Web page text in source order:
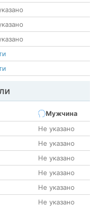
Мужчина
Не указано
Не указано
Не указано
Не указано
Не указано
Не указано